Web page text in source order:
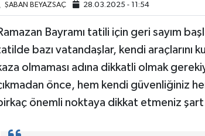
ŞABAN BEYAZSAÇ 28.03.2025 - 11:54
Bayramı tatili için geri sayım
bazı vatandaşlar, kendi araçlarını
olmaması adına dikkatli olmak
önce, hem kendi güvenliğiniz
önemli noktaya dikkat etmeniz